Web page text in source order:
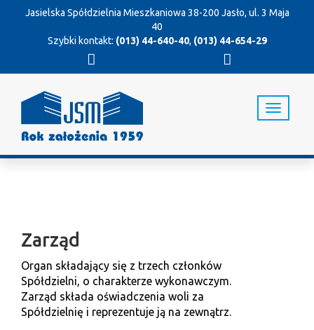
Jasielska Spółdzielnia Mieszkaniowa 38-200 Jasło, ul. 3 Maja
40
Szybki kontakt: (013) 44-640-40, (013) 44-654-29
T
o
Zarząd
Organ składający się z trzech członków
Spółdzielni, o charakterze wykonawczym.
Zarząd składa oświadczenia woli za
Spółdzielnię i reprezentuje ją na zewnątrz.